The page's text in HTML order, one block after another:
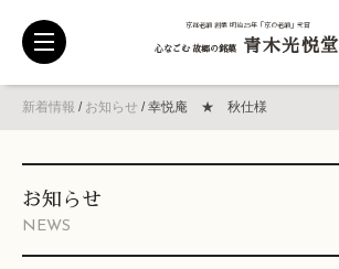
京都老舗 創業 明治25年「京の老舗」受賞
心なごむ 故郷の銘菓 青木光悦堂
toggle
navigation
新着情報 / お知らせ /幸悦庵 ★ 秋仕様
お知らせ
NEWS